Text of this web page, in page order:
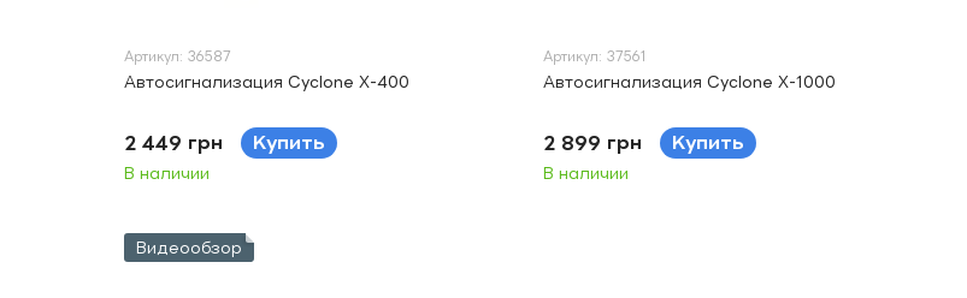
Артикул: 36587
Автосигнализация Cyclone X-400
2 449 грн Купить
В наличии
Артикул: 37561
Автосигнализация Cyclone X-1000
2 899 грн Купить
В наличии
Видеообзор